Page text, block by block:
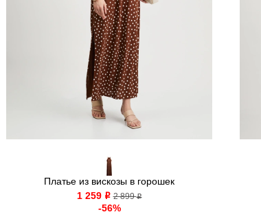
Платье из вискозы в горошек
1 259 o 2 899o
-56%